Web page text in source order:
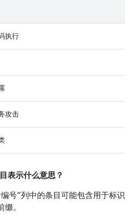
执行
攻击
表示什么意思？
号”列中的条目可能包含用于标识
。